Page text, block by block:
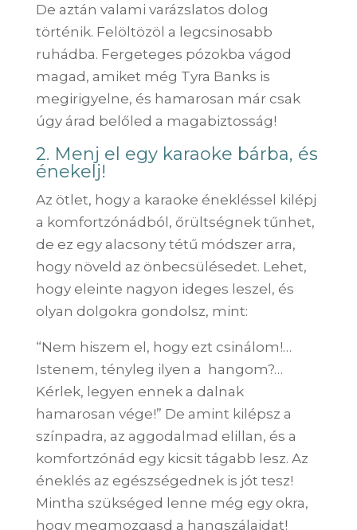
De aztán valami varázslatos dolog
történik. Felöltözöl a legcsinosabb
ruhádba. Fergeteges pózokba vágod
magad, amiket még Tyra Banks is
megirigyelne, és hamarosan már csak
úgy árad belőled a magabiztosság!
2. Menj el egy karaoke bárba, és
énekelj!
Az ötlet, hogy a karaoke énekléssel kilépj
a komfortzónádból, őrültségnek tűnhet,
de ez egy alacsony tétű módszer arra,
hogy növeld az önbecsülésedet. Lehet,
hogy eleinte nagyon ideges leszel, és
olyan dolgokra gondolsz, mint:
“Nem hiszem el, hogy ezt csinálom!…
Istenem, tényleg ilyen a hangom?…
Kérlek, legyen ennek a dalnak
hamarosan vége!” De amint kilépsz a
színpadra, az aggodalmad elillan, és a
komfortzónád egy kicsit tágabb lesz. Az
éneklés az egészségednek is jót tesz!
Mintha szükséged lenne még egy okra,
hogy megmozgasd a hangszálaidat!